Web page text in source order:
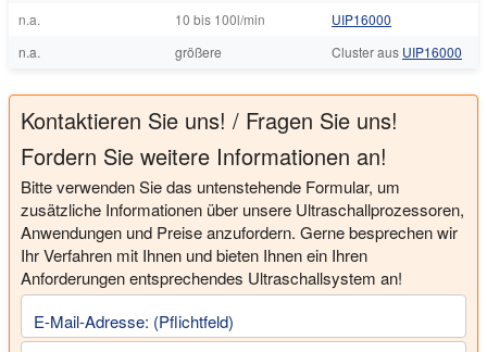
n.a.
10 bis 100l/min
UIP16000
n.a.
größere Cluster aus UIP16000
Kontaktieren Sie uns! / Fragen Sie uns!
Fordern Sie weitere Informationen an!
Bitte verwenden Sie das untenstehende Formular, um
zusätzliche Informationen über unsere Ultraschallprozessoren,
Anwendungen und Preise anzufordern. Gerne besprechen wir
Ihr Verfahren mit Ihnen und bieten Ihnen ein Ihren
Anforderungen entsprechendes Ultraschallsystem an!
E-Mail-Adresse: (Pflichtfeld)